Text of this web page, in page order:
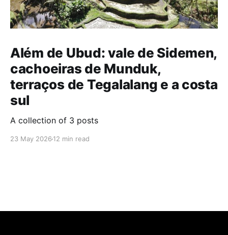
Além de Ubud: vale de Sidemen,
cachoeiras de Munduk,
terraços de Tegalalang e a costa
sul
A collection of 3 posts
23 May 2026 12 min read